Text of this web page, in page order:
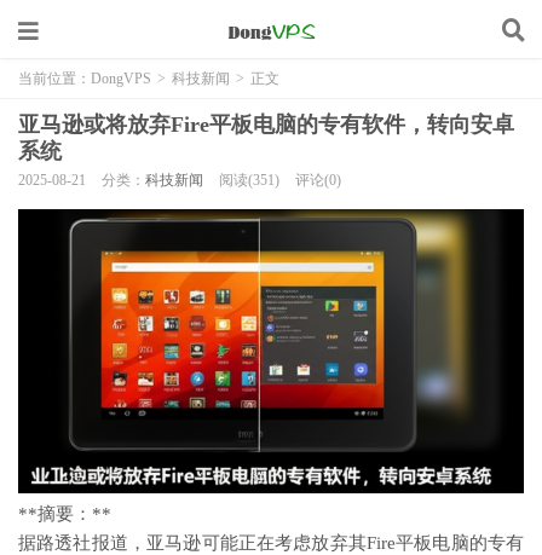
当前位置： DongVPS > 科技新闻 > 正文
亚马逊或将放弃Fire平板电脑的专有软件，转向安卓
系统
2025-08-21 分类： 科技新闻 阅读(351) 评论(0)
**摘要：**
据路透社报道，亚马逊可能正在考虑放弃其Fire平板电脑的专有